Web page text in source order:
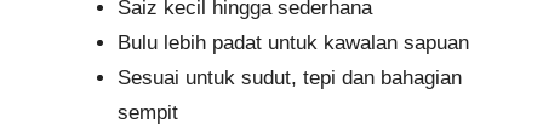
Saiz kecil hingga sederhana
Bulu lebih padat untuk kawalan sapuan
Sesuai untuk sudut, tepi dan bahagian
sempit